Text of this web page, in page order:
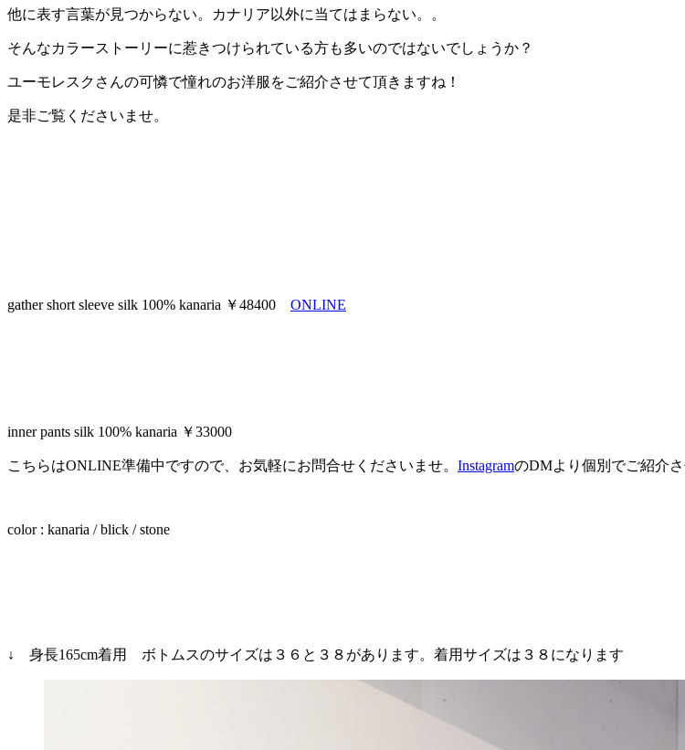
他に表す言葉が見つからない。カナリア以外に当てはまらない。。
そんなカラーストーリーに惹きつけられている方も多いのではないでしょうか？
ユーモレスクさんの可憐で憧れのお洋服をご紹介させて頂きますね！
是非ご覧くださいませ。
gather short sleeve silk 100% kanaria ￥48400 ONLINE
inner pants silk 100% kanaria ￥33000
こちらはONLINE準備中ですので、お気軽にお問合せくださいませ。 InstagramのDMより個別でご紹介さ
color : kanaria / blick / stone
↓ 身長165cm着用 ボトムスのサイズは３６と３８があります。着用サイズは３８になります